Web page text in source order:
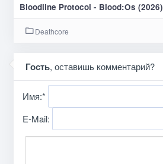
Bloodline Protocol - Blood:Os (2026)
Deathcore
Гость, оставишь комментарий?
Имя:*
E-Mail: